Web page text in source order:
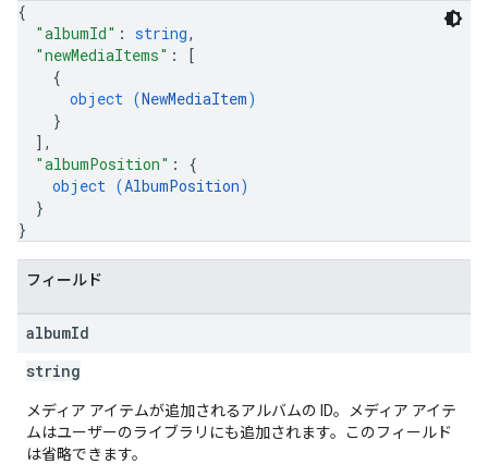
{
"albumId" : string,
"newMediaItems" :
[
{
object (NewMediaItem)
}
] ,
"albumPosition" : {
object (AlbumPosition)
}
}
フィールド
albumId
string
メディア アイテムが追加されるアルバムの ID。メディア アイテ
ムはユーザーのライブラリにも追加されます。このフィールド
は省略できます。